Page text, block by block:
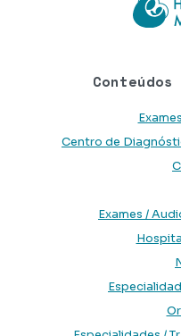
Centro de
Exames /